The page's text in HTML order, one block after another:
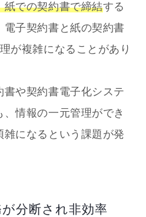
紙での契約書で締結する
電子契約書と紙の契約書
が複雑になることがあり
書や契約書電子化システ
情報の一元管理ができ
になるという課題が発
分断され非効率